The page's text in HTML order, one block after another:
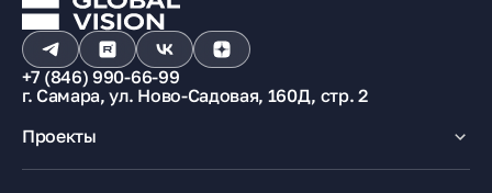
+7 (846) 990-66-99
г. Самара, ул. Ново-Садовая, 160Д, стр. 2
Проекты